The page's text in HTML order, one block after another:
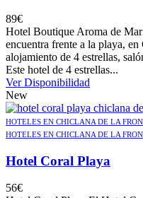
89€
Hotel Boutique Aroma de
encuentra frente a la playa,
alojamiento de 4 estrellas,
Este hotel de 4 estrellas...
Ver Disponibilidad
New
HOTELES EN CHICLANA DE LA
HOTELES EN CHICLANA DE LA
Hotel Coral Playa
56€